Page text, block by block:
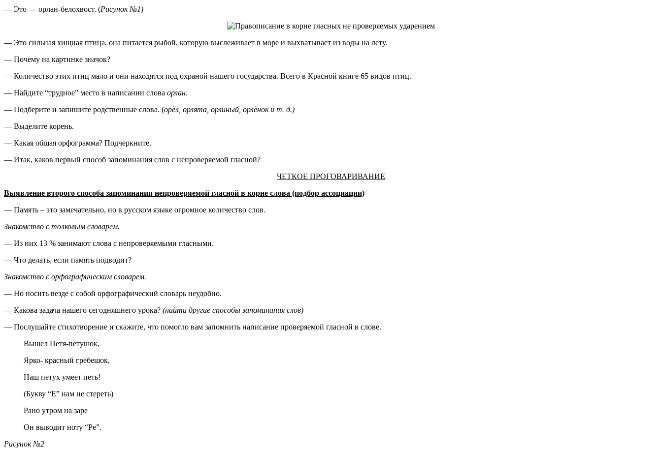
— Это — орлан-белохвост. (Рисунок №1)
— Это сильная хищная птица, она питается рыбой, которую выслеживает в море и выхватывает из воды на лету.
— Почему на картинке значок?
— Количество этих птиц мало и они находятся под охраной нашего государства. Всего в Красной книге 65 видов птиц.
— Найдите “трудное” место в написании слова орлан.
— Подберите и запишите родственные слова. (орёл, орлята, орлиный, орлёнок и т. д.)
— Выделите корень.
— Какая общая орфограмма? Подчеркните.
— Итак, каков первый способ запоминания слов с непроверяемой гласной?
ЧЕТКОЕ ПРОГОВАРИВАНИЕ
Выявление второго способа запоминания непроверяемой гласной в корне слова (подбор ассоциации)
— Память – это замечательно, но в русском языке огромное количество слов.
Знакомство с толковым словарем.
— Из них 13 % занимают слова с непроверяемыми гласными.
— Что делать, если память подводит?
Знакомство с орфографическим словарем.
— Но носить везде с собой орфографический словарь неудобно.
— Какова задача нашего сегодняшнего урока? (найти другие способы запоминания слов)
— Послушайте стихотворение и скажите, что помогло вам запомнить написание проверяемой гласной в слове.
Вышел Петя-петушок,
Ярко- красный гребешок,
Наш петух умеет петь!
(Букву “Е” нам не стереть)
Рано утром на заре
Он выводит ноту “Ре”.
Рисунок №2